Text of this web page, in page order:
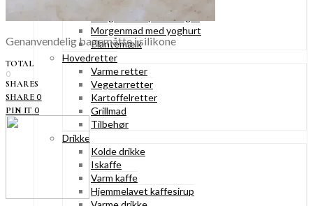
Morgenmadspandekager
Morgenmad med yoghurt
Plantemælk
Hovedretter
Varme retter
Vegetarretter
Kartoffelretter
Grillmad
Tilbehør
Drikke
Kolde drikke
Iskaffe
Varm kaffe
Hjemmelavet kaffesirup
Genanvendelig bagemåtte i silikone
TOTAL
0
SHARES
SHARE 0
PIN IT 0